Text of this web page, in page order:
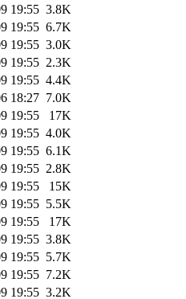
19:55 3.8K
19:55 6.7K
19:55 3.0K
19:55 2.3K
19:55 4.4K
18:27 7.0K
19:55
17K
19:55 4.0K
19:55 6.1K
19:55 2.8K
19:55
15K
19:55 5.5K
19:55
17K
19:55 3.8K
19:55 5.7K
19:55 7.2K
19:55 3.2K